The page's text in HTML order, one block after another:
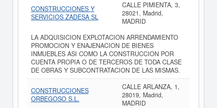
CONSTRUCCIONES Y
SERVICIOS ZADESA SL
CALLE PIMIENTA, 3,
28021, Madrid,
MADRID
LA ADQUISICION EXPLOTACION ARRENDAMIENTO
PROMOCION Y ENAJENACION DE BIENES
INMUEBLES ASI COMO LA CONSTRUCCION POR
CUENTA PROPIA O DE TERCEROS DE TODA CLASE
DE OBRAS Y SUBCONTRATACION DE LAS MISMAS.
CONSTRUCCIONES
ORBEGOSO S.L.
CALLE ARLANZA, 1,
28019, Madrid,
MADRID